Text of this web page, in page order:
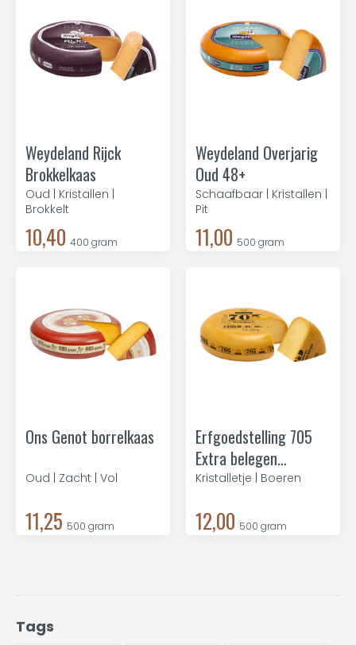
Weydeland Rijck
Brokkelkaas
Oud | Kristallen |
Brokkelt
10,40 400 gram
Weydeland Overjarig
Oud 48+
Schaafbaar | Kristallen |
Pit
11,00 500 gram
Ons Genot borrelkaas
Oud | Zacht | Vol
11,25 500 gram
Erfgoedstelling 705
Extra belegen
boerderijkaas
Kristalletje | Boeren
12,00 500 gram
Tags